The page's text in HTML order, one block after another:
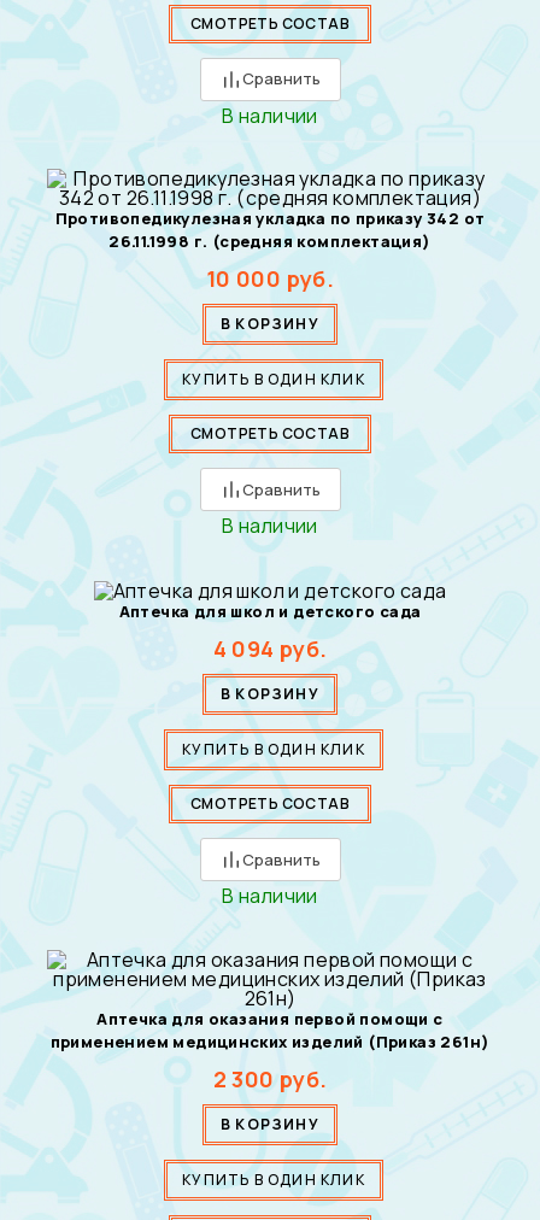
СМОТРЕТЬ СОСТАВ
Сравнить
В наличии
Противопедикулезная укладка по приказу 342 от
26.11.1998 г. (средняя комплектация)
10 000 руб.
В КОРЗИНУ
КУПИТЬ В ОДИН КЛИК
СМОТРЕТЬ СОСТАВ
Сравнить
В наличии
Аптечка для школ и детского сада
4 094 руб.
В КОРЗИНУ
КУПИТЬ В ОДИН КЛИК
СМОТРЕТЬ СОСТАВ
Сравнить
В наличии
Аптечка для оказания первой помощи с
применением медицинских изделий (Приказ 261н)
2 300руб.
В КОРЗИНУ
КУПИТЬ В ОДИН КЛИК